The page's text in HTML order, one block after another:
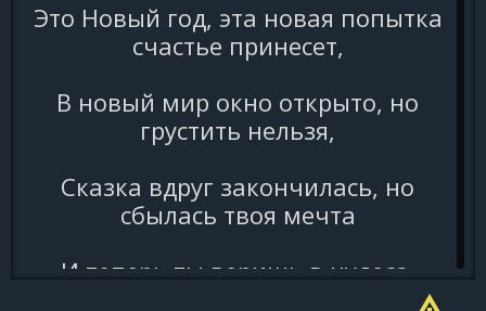
Это Новый год, эта новая попытка
счастье принесет,
В новый мир окно открыто, но
грустить нельзя,
Сказка вдруг закончилась, но
сбылась твоя мечта
И теперь ты веришь в чудеса.